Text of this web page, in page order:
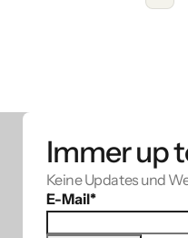
Immer up
Keine Updates und
E-Mail*